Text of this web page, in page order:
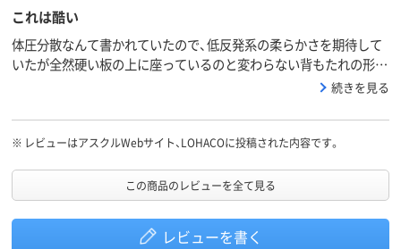
これは酷い
体圧分散なんて書かれていたので、低反発系の柔らかさを期待して
いたが全然硬い板の上に座っているのと変わらない背もたれの形状
が良くない ロッキング機能も簡易的かつ全然倒れない肘かけは低
値段で買う品質ではありません
続きを見る
※ レビューはアスクルWebサイト、LOHACOに投稿された内容です。
この商品のレビューを全て見る
レビューを書く